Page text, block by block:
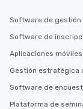
Software de gestión
Software de
Aplicaciones
Gestión estratégica
Software de
Plataforma de